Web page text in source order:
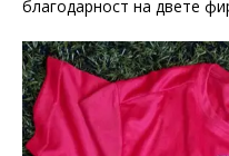
благодарност на двете